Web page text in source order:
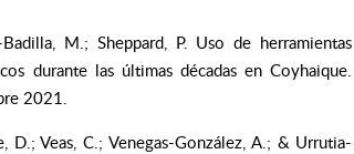
M.; Sheppard, P. Uso de herramientas
durante las últimas décadas en Coyhaique.
2021.
D.; Veas, C.; Venegas-González, A.; & Urrutia-